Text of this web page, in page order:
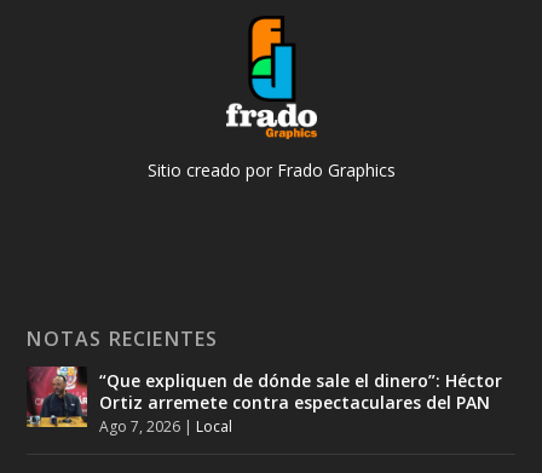
Sitio creado por Frado Graphics
NOTAS RECIENTES
“Que expliquen de dónde sale el dinero”: Héctor
Ortiz arremete contra espectaculares del PAN
Ago 7, 2026 | Local